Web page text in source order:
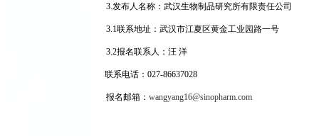
3.发布人名称：武汉生物制品研究所有限责任公司
3.1联系地址：武汉市江夏区黄金工业园路一号
3.2报名联系人：汪 洋
联系电话：027-86637028
报名邮箱： wangyang16@sinopharm.com